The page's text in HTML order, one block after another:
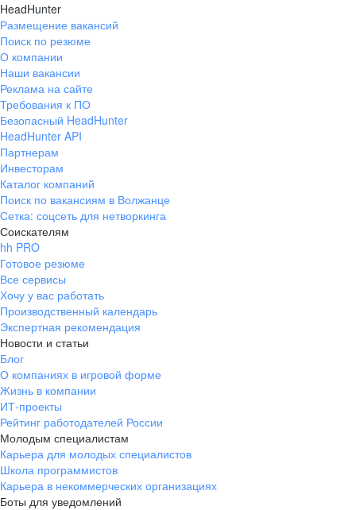
HeadHunter
Размещение вакансий
Поиск по резюме
О компании
Наши вакансии
Реклама на сайте
Требования к ПО
Безопасный HeadHunter
HeadHunter API
Партнерам
Инвесторам
Каталог компаний
Поиск по вакансиям в Волжанце
Сетка: соцсеть для нетворкинга
Соискателям
hh PRO
Готовое резюме
Все сервисы
Хочу у вас работать
Производственный календарь
Экспертная рекомендация
Новости и статьи
Блог
О компаниях в игровой форме
Жизнь в компании
ИТ-проекты
Рейтинг работодателей России
Молодым специалистам
Карьера для молодых специалистов
Школа программистов
Карьера в некоммерческих организациях
Боты для уведомлений